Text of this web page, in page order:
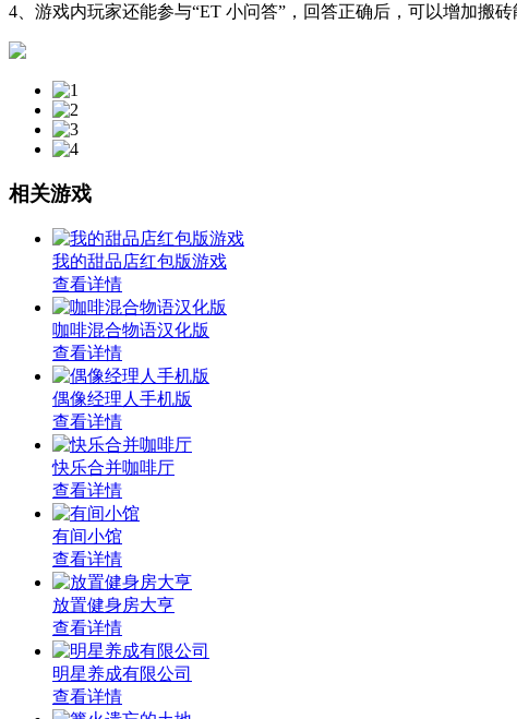
4、游戏内玩家还能参与“ET 小问答”，回答正确后，可以增加搬
相关游戏
我的甜品店红包版游戏
查看详情
咖啡混合物语汉化版
查看详情
偶像经理人手机版
查看详情
快乐合并咖啡厅
查看详情
有间小馆
查看详情
放置健身房大亨
查看详情
明星养成有限公司
查看详情